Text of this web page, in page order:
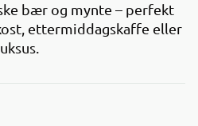
bær og mynte – perfekt
ettermiddagskaffe eller